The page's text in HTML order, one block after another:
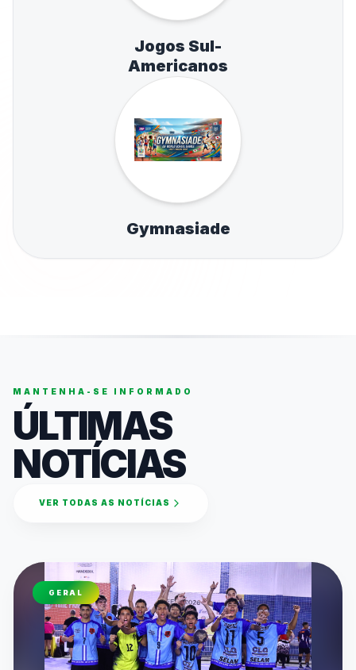
Jogos Sul-
Americanos
Gymnasiade
MANTENHA-SE INFORMADO
ÚLTIMAS
NOTÍCIAS
VER TODAS AS NOTÍCIAS
GERAL